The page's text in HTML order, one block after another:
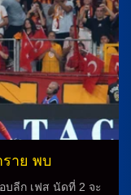
จในฤดูกาลนี้
ลงด้วยผลเสมอ 1-1
ก การทำนายในลีก
นทีม เช่น เซอัด โค
ซัค ไฮเอน และ นิ
ไม่สามารถเข้า
คุณสมบัติอย่าง
ร็จ นอกจากนี้ การ
มพร้อมของผู้เล่น
ท้ายและเป็นสมาชิก
าแทนความหวัง
ห้ทีมในเกมล่าสุด
ราย พบ
บลีก เฟส นัดที่ 2 จะ